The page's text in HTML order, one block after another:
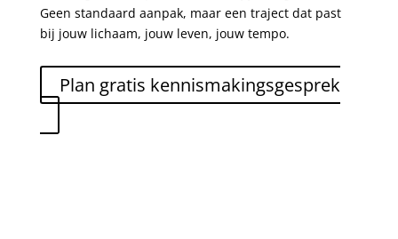
Geen standaard aanpak, maar een traject dat past
bij jouw lichaam, jouw leven, jouw tempo.
Plan gratis kennismakingsgesprek